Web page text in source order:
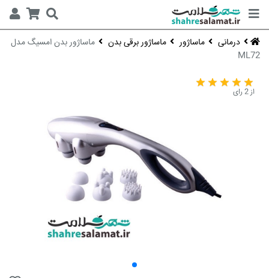
درمانی ماساژور ماساژور برقی بدن
ماساژور بدن امسیگ مدل
ML72
از 2 رای